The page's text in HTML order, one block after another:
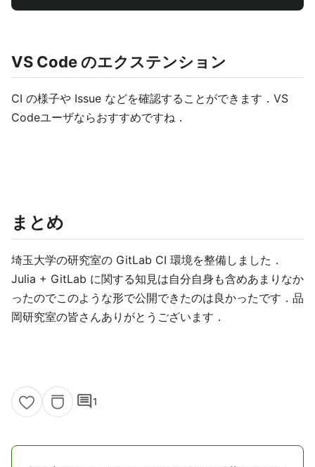
VS Code のエクステンション
CI の様子や Issue などを確認することができます．VS
Codeユーザならおすすめですね．
まとめ
埼玉大学の研究室の GitLab CI 環境を整備しました．
Julia + GitLab に関する知見は自分自身も含めあまりなか
ったのでこのような形で公開できたのは良かったです．品
岡研究室の皆さんありがとうございます．
comment1